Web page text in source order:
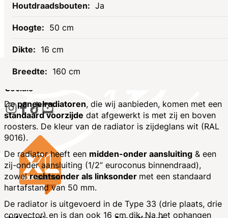
Ja
50 cm
16 cm
160 cm
Depaneelradiatoren, die wij aanbieden, komen met een
standaard voorzijde dat afgewerkt is met zij en boven
roosters. De kleur van de radiator is zijdeglans wit (RAL
9016).
De radiator heeft een midden-onder aansluiting & een
zij-onder aansluiting (1/2” euroconus binnendraad),
zowelrechtsonder als linksonder met een standaard
hartafstand van 50 mm.
De radiator is uitgevoerd in de Type 33 (drie plaats, drie
convector) en is dan ook 16 cm dik. Na het ophangen
Socials